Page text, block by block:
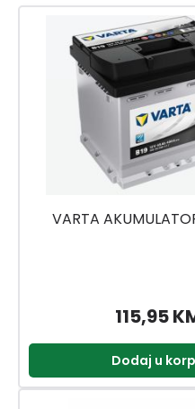
VARTA
115,95
Dodaj u